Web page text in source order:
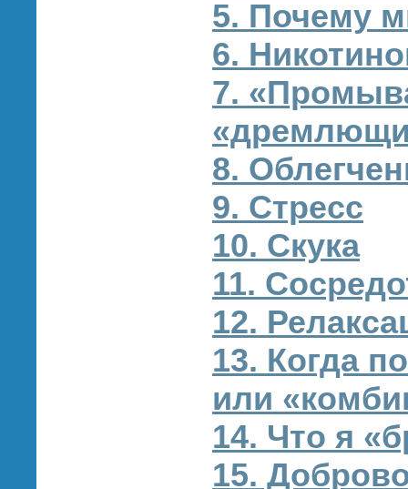
5. Почему
6.
7.
8.
9. Стресс
10. Скука
11.
12.
13. Когда
или
14. Что я
15.